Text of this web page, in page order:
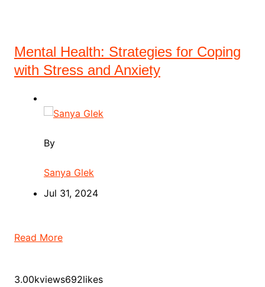
Mental Health: Strategies for Coping
with Stress and Anxiety
By
Sanya Glek
Jul 31, 2024
Read More
3.00kviews692likes